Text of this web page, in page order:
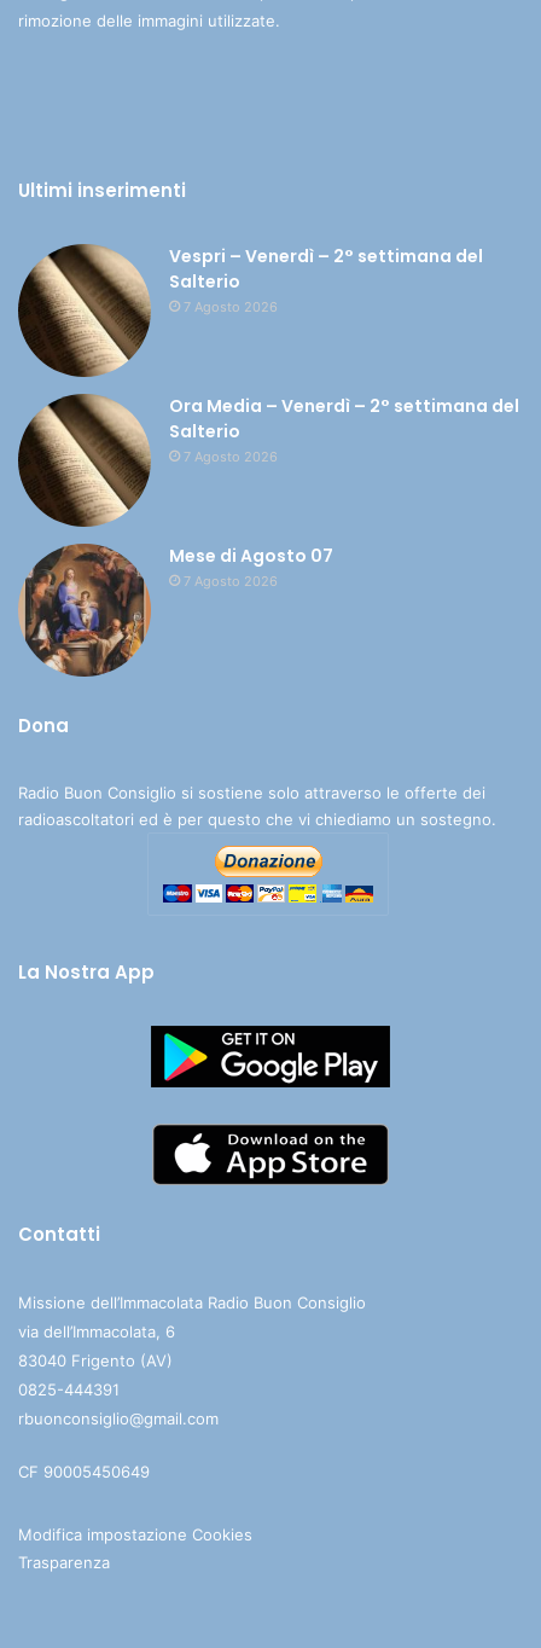
rimozione delle immagini utilizzate.
Ultimi inserimenti
Vespri – Venerdì – 2° settimana del
Salterio
7 Agosto 2026
Ora Media – Venerdì – 2° settimana del
Salterio
7 Agosto 2026
Mese di Agosto 07
7 Agosto 2026
Dona
Radio Buon Consiglio si sostiene solo attraverso le offerte dei
radioascoltatori ed è per questo che vi chiediamo un sostegno.
La Nostra App
Contatti
Missione dell’Immacolata Radio Buon Consiglio
via dell’Immacolata, 6
83040 Frigento (AV)
0825-444391
rbuonconsiglio@gmail.com
CF 90005450649
Modifica impostazione Cookies
Trasparenza